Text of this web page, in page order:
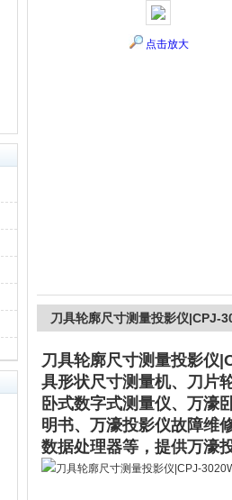
点击放大
刀具轮廓尺寸测量投影仪|CPJ-
刀具轮廓尺寸测量投影仪
具形状尺寸测量机、刀片
卧式数字式测量仪、万濠
明书、万濠投影仪故障维
数据处理器等，提供万濠